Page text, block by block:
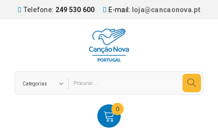
Telefone: 249 530 600 E-mail: loja@cancaonova.pt
0